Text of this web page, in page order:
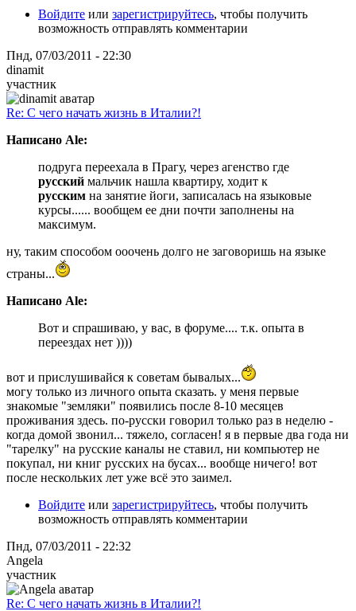
Войдите или зарегистрируйтесь, чтобы получить
возможность отправлять комментарии
Пнд, 07/03/2011 - 22:30
dinamit
участник
Re: С чего начать жизнь в Италии?!
Написано Ale:
подруга переехала в Прагу, через агенство где
русский мальчик нашла квартиру, ходит к
русским на занятие йоги, записалась на языковые
курсы...... вообщем ее дни почти заполнены на
максимум.
ну, таким способом ооочень долго не заговоришь на языке
страны...
Написано Ale:
Вот и спрашиваю, у вас, в форуме.... т.к. опыта в
переездах нет ))))
вот и прислушивайся к советам бывалых...
могу только из личного опыта сказать. у меня первые
знакомые "земляки" появились после 8-10 месяцев
проживания здесь. по-русски говорил только раз в неделю -
когда домой звонил... тяжело, согласен! я в первые два года ни
"тарелку" на русские каналы не ставил, ни компьютер не
покупал, ни книг русских на бусах... вообще ничего! вот
после нескольких лет уже всё это заимел.
Войдите или зарегистрируйтесь, чтобы получить
возможность отправлять комментарии
Пнд, 07/03/2011 - 22:32
Angela
участник
Re: С чего начать жизнь в Италии?!